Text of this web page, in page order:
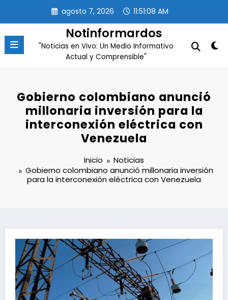
contenido
agosto 7, 2026 11:51:09 AM
Notinformardos
"Noticias en Vivo: Un Medio Informativo
Actual y Comprensible"
Gobierno colombiano anunció
millonaria inversión para la
interconexión eléctrica con
Venezuela
Inicio
Noticias
Gobierno colombiano anunció millonaria inversión
para la interconexión eléctrica con Venezuela